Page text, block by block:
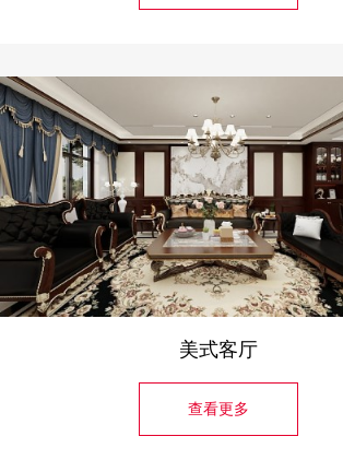
美式客厅
查看更多